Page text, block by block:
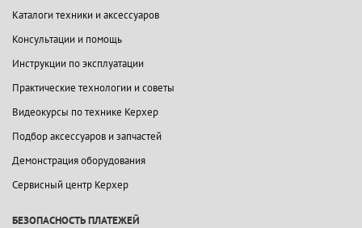
Каталоги техники и аксессуаров
Консультации и помощь
Инструкции по эксплуатации
Практические технологии и советы
Видеокурсы по технике Керхер
Подбор аксессуаров и запчастей
Демонстрация оборудования
Сервисный центр Керхер
БЕЗОПАСНОСТЬ ПЛАТЕЖЕЙ